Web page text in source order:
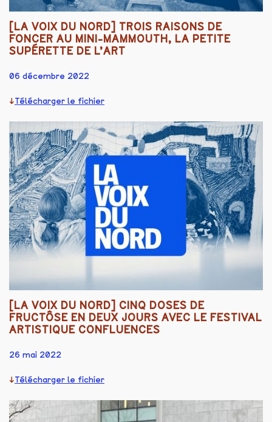
[LA VOIX DU NORD] TROIS RAISONS DE
FONCER AU MINI-MAMMOUTH, LA PETITE
SUPÉRETTE DE L’ART
06 décembre 2022
Télécharger le fichier
[LA VOIX DU NORD] CINQ DOSES DE
FRUCTÔSE EN DEUX JOURS AVEC LE FESTIVAL
ARTISTIQUE CONFLUENCES
26 mai 2022
Télécharger le fichier